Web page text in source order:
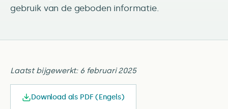
gebruik van de geboden informatie.
Laatst bijgewerkt: 6 februari 2025
Download als PDF (Engels)